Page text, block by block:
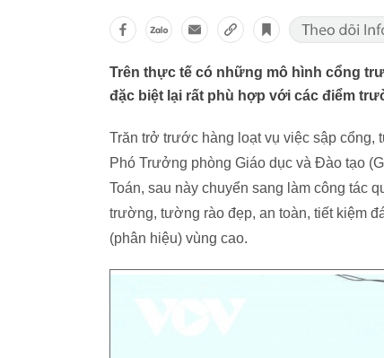
Trên thực tế có những mô hình cổng
đặc biệt lại rất phù hợp với các điểm
Trăn trở trước hàng loạt vụ việc sập
Phó Trưởng phòng Giáo dục và Đào tạo
Toán, sau này chuyển sang làm công tác
trường, tường rào đẹp, an toàn, tiết kiệm
(phân hiệu) vùng cao.